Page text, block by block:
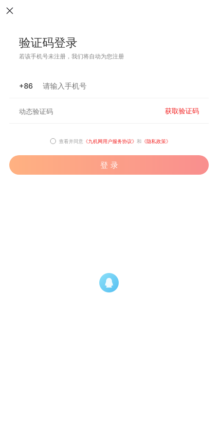
验证码登录
若该手机号未注册，我们将自动为您注册
+86
获取验证码
查看并同意 《九机网用户服务协议》 和 《隐私政策》
登 录